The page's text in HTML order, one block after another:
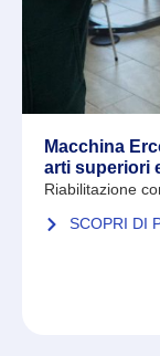
Macchina
arti superiori
Riabilitazione
SCOPRI DI